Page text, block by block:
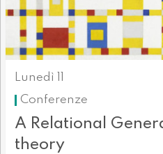
Lunedì 11
Conferenze
A Relational
theory